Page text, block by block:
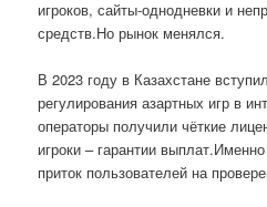
игроков, сайты-однодневки и
средств.Но рынок менялся.
В 2023 году в Казахстане
регулирования азартных игр в
операторы получили чёткие
игроки – гарантии
приток пользователей на